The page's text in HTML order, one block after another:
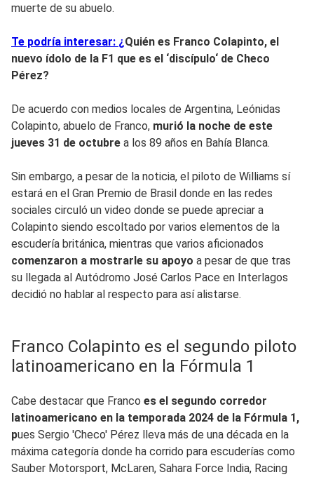
muerte de su abuelo.
Te podría interesar: ¿Quién es Franco Colapinto, el
nuevo ídolo de la F1 que es el ‘discípulo‘ de Checo
Pérez?
De acuerdo con medios locales de Argentina, Leónidas
Colapinto, abuelo de Franco, murió la noche de este
jueves 31 de octubre a los 89 años en Bahía Blanca.
Sin embargo, a pesar de la noticia, el piloto de Williams sí
estará en el Gran Premio de Brasil donde en las redes
sociales circuló un video donde se puede apreciar a
Colapinto siendo escoltado por varios elementos de la
escudería británica, mientras que varios aficionados
comenzaron a mostrarle su apoyo a pesar de que tras
su llegada al Autódromo José Carlos Pace en Interlagos
decidió no hablar al respecto para así alistarse.
Franco Colapinto es el segundo piloto
latinoamericano en la Fórmula 1
Cabe destacar que Franco es el segundo corredor
latinoamericano en la temporada 2024 de la Fórmula 1,
pues Sergio 'Checo' Pérez lleva más de una década en la
máxima categoría donde ha corrido para escuderías como
Sauber Motorsport, McLaren, Sahara Force India, Racing